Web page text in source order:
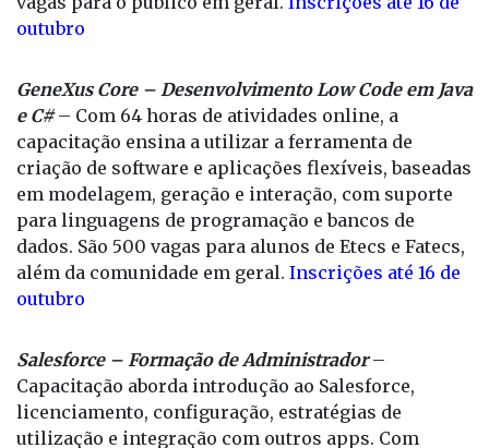
outubro
GeneXus Core – Desenvolvimento Low Code em Java
e C#– Com 64 horas de atividades online, a
capacitação ensina a utilizar a ferramenta de
criação de software e aplicações flexíveis, baseadas
em modelagem, geração e interação, com suporte
para linguagens de programação e bancos de
dados. São 500 vagas para alunos de Etecs e Fatecs,
além da comunidade em geral. Inscrições até 16 de
outubro
Salesforce – Formação de Administrador–
Capacitação aborda introdução ao Salesforce,
licenciamento, configuração, estratégias de
utilização e integração com outros apps. Com